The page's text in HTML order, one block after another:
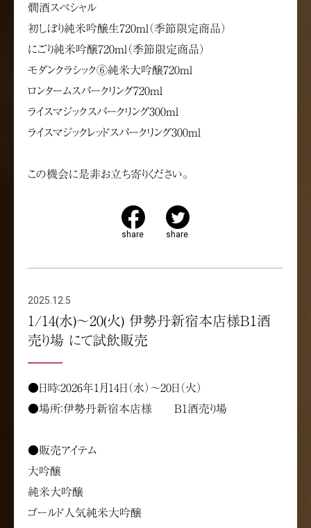
燗酒スペシャル
初しぼり純米吟醸生720ml（季節限定商品）
にごり純米吟醸720ml（季節限定商品）
モダンクラシック⑥純米大吟醸720ml
ロンタームスパークリング720ml
ライスマジックスパークリング300ml
ライスマジックレッドスパークリング300ml
この機会に是非お立ち寄りください。
share share
2025.12.5
1/14(水)～20(火) 伊勢丹新宿本店様B1酒
売り場 にて試飲販売
●日時：2026年1月14日（水）～20日（火）
●場所：伊勢丹新宿本店様 B1酒売り場
●販売アイテム
大吟醸
純米大吟醸
ゴールド人気純米大吟醸